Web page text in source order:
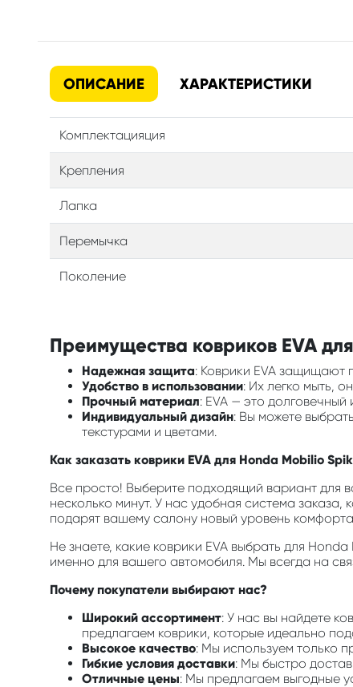
ОПИСАНИЕ ХАРАКТЕРИСТИКИ
Комплектацияция
Крепления
Лапка
Перемычка
Поколение
Преимущества ковриков EVA
Надежная защита: Коврики EVA защищают
Удобство в использовании: Их легко мыть,
Прочный материал: EVA — это
Индивидуальный дизайн: Вы можете
текстурами и цветами.
Как заказать коврики EVA для Honda Mobilio
Все просто! Выберите подходящий вариант для
несколько минут. У нас удобная система
подарят вашему салону новый уровень
Не знаете, какие коврики EVA выбрать для
именно для вашего автомобиля. Мы всегда на
Почему покупатели выбирают нас?
Широкий ассортимент: У нас вы найдете
предлагаем коврики, которые идеально
Высокое качество: Мы используем только
Гибкие условия доставки: Мы быстро
Отличные цены: Мы предлагаем выгодные